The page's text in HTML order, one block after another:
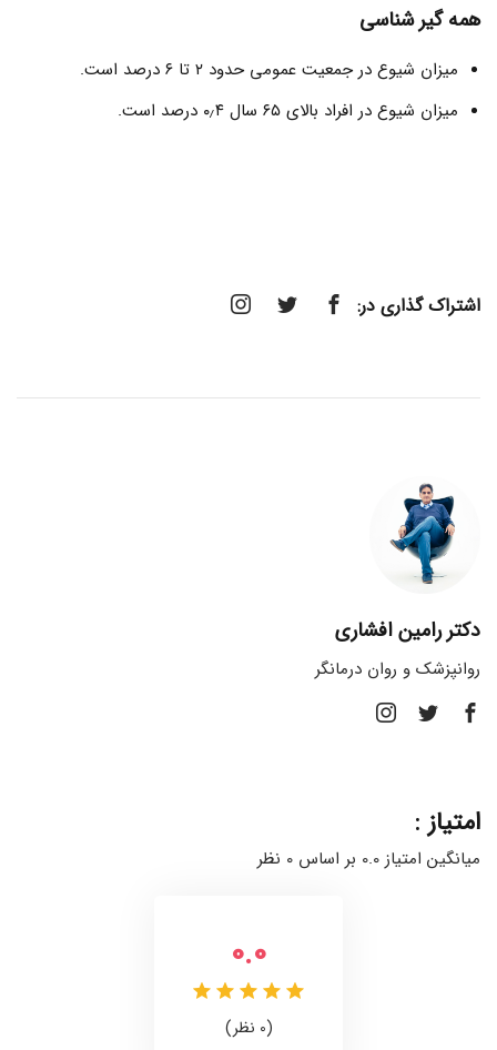
همه گیر شناسی
میزان شیوع در جمعیت عمومی حدود ۲ تا ۶ درصد است.
میزان شیوع در افراد بالای ۶۵ سال ۰٫۴ درصد است.
اشتراک گذاری در:
دکتر رامین افشاری
روانپزشک و روان درمانگر
امتیاز :
میانگین امتیاز 0.0 بر اساس 0 نظر
0.0
(0 نظر)